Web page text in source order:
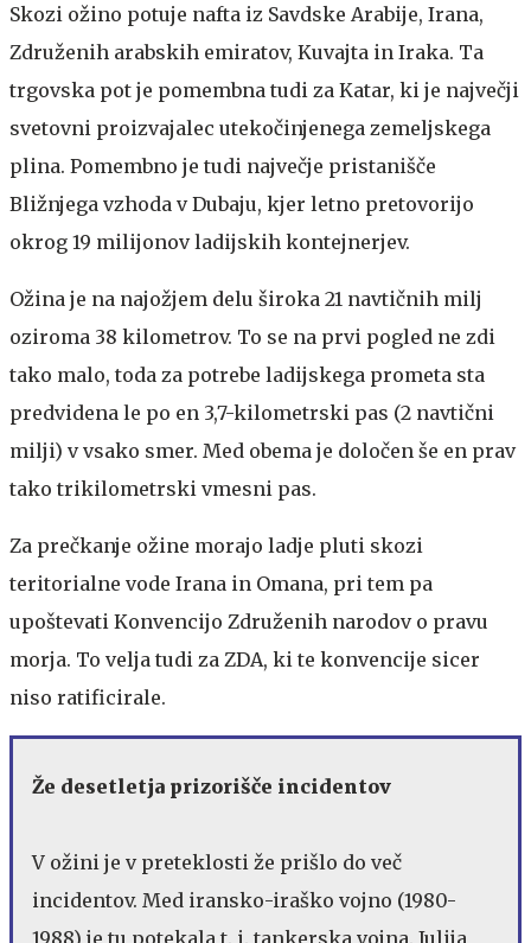
Skozi ožino potuje nafta iz Savdske Arabije, Irana,
Združenih arabskih emiratov, Kuvajta in Iraka. Ta
trgovska pot je pomembna tudi za Katar, ki je največji
svetovni proizvajalec utekočinjenega zemeljskega
plina. Pomembno je tudi največje pristanišče
Bližnjega vzhoda v Dubaju, kjer letno pretovorijo
okrog 19 milijonov ladijskih kontejnerjev.
Ožina je na najožjem delu široka 21 navtičnih milj
oziroma 38 kilometrov. To se na prvi pogled ne zdi
tako malo, toda za potrebe ladijskega prometa sta
predvidena le po en 3,7-kilometrski pas (2 navtični
milji) v vsako smer. Med obema je določen še en prav
tako trikilometrski vmesni pas.
Za prečkanje ožine morajo ladje pluti skozi
teritorialne vode Irana in Omana, pri tem pa
upoštevati Konvencijo Združenih narodov o pravu
morja. To velja tudi za ZDA, ki te konvencije sicer
niso ratificirale.
Že desetletja prizorišče incidentov
V ožini je v preteklosti že prišlo do več
incidentov. Med iransko-iraško vojno (1980-
1988) je tu potekala t. i. tankerska vojna. Julija